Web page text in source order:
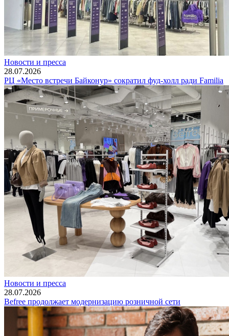
Новости и пресса
28.07.2026
РЦ «Место встречи Байконур» сократил фуд-холл ради Familia
Новости и пресса
28.07.2026
Befree продолжает модернизацию розничной сети